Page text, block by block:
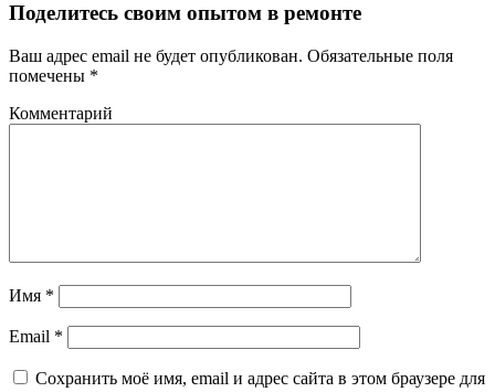
Поделитесь своим опытом в ремонте
Ваш адрес email не будет опубликован. Обязательные поля
помечены *
Комментарий
Имя *
Email *
Сохранить моё имя, email и адрес сайта в этом браузере для